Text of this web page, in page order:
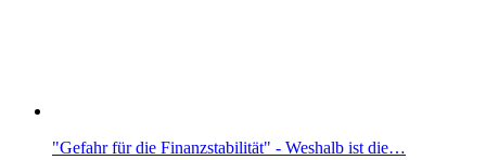
"Gefahr für die Finanzstabilität" - Weshalb ist die…